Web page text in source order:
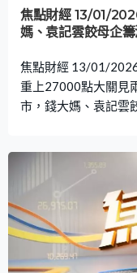
焦點財經 13/01/
媽、袁記雲餃母企
焦點財經 13/01/
重上27000點大關見
市，錢大媽、袁記雲